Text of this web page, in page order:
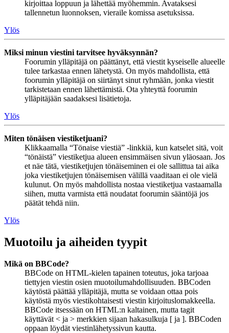
kirjoittaa loppuun ja lähettää myöhemmin. Avataksesi
tallennetun luonnoksen, vieraile komissa asetuksissa.
Ylös
Miksi minun viestini tarvitsee hyväksynnän?
Foorumin ylläpitäjä on päättänyt, että viestit kyseiselle alueelle
tulee tarkastaa ennen lähetystä. On myös mahdollista, että
foorumin ylläpitäjä on siirtänyt sinut ryhmään, jonka viestit
tarkistetaan ennen lähettämistä. Ota yhteyttä foorumin
ylläpitäjään saadaksesi lisätietoja.
Ylös
Miten tönäisen viestiketjuani?
Klikkaamalla “Tönaise viestiä” -linkkiä, kun katselet sitä, voit
“tönäistä” viestiketjua alueen ensimmäisen sivun yläosaan. Jos
et näe tätä, viestiketjujen tönäiseminen ei ole sallittua tai aika
joka viestiketjujen tönäisemisen välillä vaaditaan ei ole vielä
kulunut. On myös mahdollista nostaa viestiketjua vastaamalla
siihen, mutta varmista että noudatat foorumin sääntöjä jos
päätät tehdä niin.
Ylös
Muotoilu ja aiheiden tyypit
Mikä on BBCode?
BBCode on HTML-kielen tapainen toteutus, joka tarjoaa
tiettyjen viestin osien muotoilumahdollisuuden. BBCoden
käytöstä päättää ylläpitäjä, mutta se voidaan ottaa pois
käytöstä myös viestikohtaisesti viestin kirjoituslomakkeella.
BBCode itsessään on HTML:n kaltainen, mutta tagit
käyttävät < ja > merkkien sijaan hakasulkuja [ ja ]. BBCoden
oppaan löydät viestinlähetyssivun kautta.